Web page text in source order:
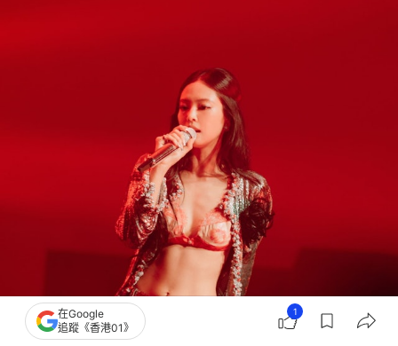
在Google
追蹤《香港01》
1